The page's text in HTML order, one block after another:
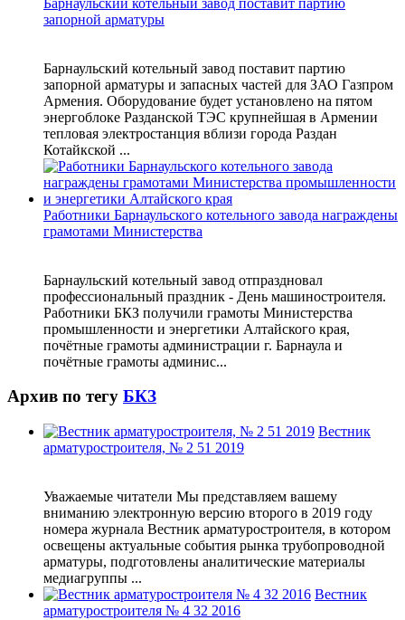
запорной арматуры
Барнаульский котельный завод поставит партию
запорной арматуры и запасных частей для ЗАО Газпром
Армения. Оборудование будет установлено на пятом
энергоблоке Разданской ТЭС крупнейшая в Армении
тепловая электростанция вблизи города Раздан
Котайкской ...
Работники Барнаульского котельного завода награждены
грамотами Министерства
Барнаульский котельный завод отпраздновал
профессиональный праздник - День машиностроителя.
Работники БКЗ получили грамоты Министерства
промышленности и энергетики Алтайского края,
почётные грамоты администрации г. Барнаула и
почётные грамоты админис...
Архив по тегу БКЗ
Вестник
арматуростроителя, № 2 51 2019
Уважаемые читатели Мы представляем вашему
вниманию электронную версию второго в 2019 году
номера журнала Вестник арматуростроителя, в котором
освещены актуальные события рынка трубопроводной
арматуры, подготовлены аналитические материалы
медиагруппы ...
Вестник
арматуростроителя № 4 32 2016